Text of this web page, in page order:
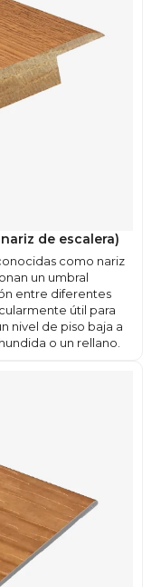
de escalera)
como nariz
un umbral
entre diferentes
útil para
nivel de piso baja a
o un rellano.